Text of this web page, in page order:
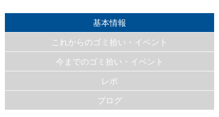
基本情報
これからのゴミ拾い・イベント
今までのゴミ拾い・イベント
レポ
ブログ